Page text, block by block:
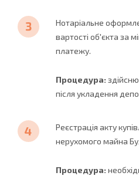
Нотаріальне
вартості об'єкта за
платежу.
Процедура:
після укладення
Реєстрація акту
нерухомого майна
Процедура: